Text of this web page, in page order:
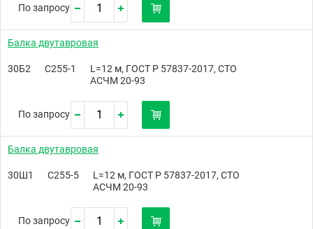
По запросу
Балка двутавровая
30Б2 С255-1
L=12 м, ГОСТ Р 57837-2017, СТО
АСЧМ 20-93
По запросу
Балка двутавровая
30Ш1 С255-5
L=12 м, ГОСТ Р 57837-2017, СТО
АСЧМ 20-93
По запросу